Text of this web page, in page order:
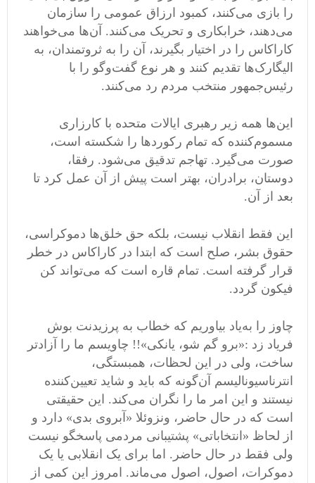
را بازی می‌کنند، کمبود ارزاق عمومی ‌را سازمان
می‌دهند، خرابکاری و تحریک می‌کنند. آن‌ها می‌خواهند
کاراکاس را در اختیار بگیرند، آن را به ثروتمندان، به
الیگارک‌ها تقدیم کنند و هر نوع گفت‌و‌گو را با
رئیس‌جمهور منتخب مردم رد می‌کنند.
این‌ها همه زیر رهبری ایالات متحده با کارزاری
مسموم‌کننده که تمام رکوردها را شکسته است،
صورت می‌گیرد. تهاجم تدقیق می‌شود. رفقا،
دوستان، برادران، بهتر است پیش از آن عمل کرد تا
بعد از آن.
این فقط انقلاب نیست، بلکه حق خلق‌ها دموکراسی،
حقوق بشر، صلح است که ابتدا در کاراکاس در خطر
قرار گرفته است. تمام قاره است که می‌تواند کن
فیکون گردد.
چاوز را به‌یاد بیاوریم که خطاب به پرزیدنت بوش
فریاد زد :«برو گم شو، یانکی»!! چاویسم ما را آزادتر
ساخت، ولی در این لحظات، همبستگی،
انترناسیونالیسم آن‌گونه که باید و شاید تعیین‌کننده
نیستند و این امر ما را نگران می‌کند. این حقیقتی
است که در حال حاضر، ونزوئلا «آبروی بدی» دارد و
از لحاظ «انتخاباتی» پشتیبانی مردمی ‌پاسخگو نیست
ولی فقط در حال حاضر. اما برای یک انقلابی یا یک
دموکرات، اصول، اصول می‌ماند. امروز این کمی‌ از